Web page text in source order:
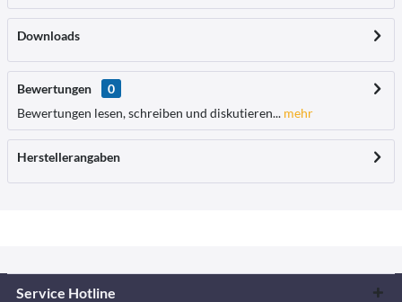
Downloads
Bewertungen
0
Bewertungen lesen, schreiben und diskutieren... mehr
Herstellerangaben
Service Hotline